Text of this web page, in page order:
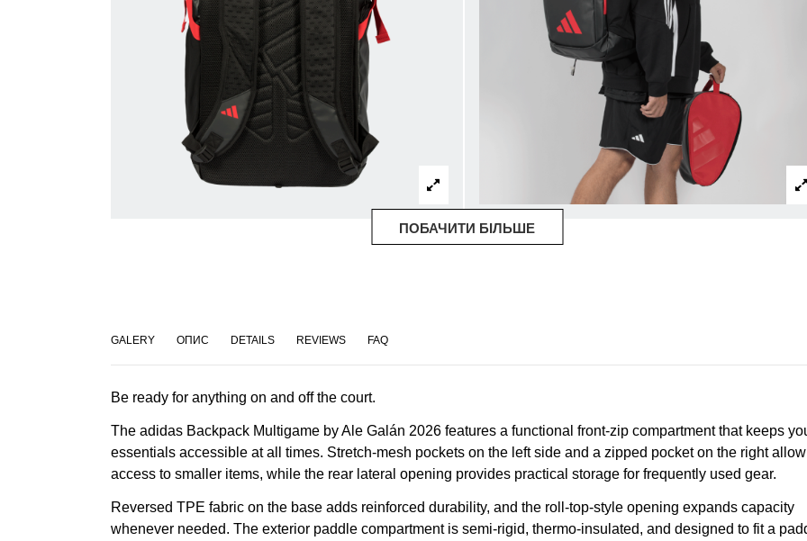
ПОБАЧИТИ БІЛЬШЕ
GALERY ОПИС DETAILS REVIEWS FAQ
Be ready for anything on and off the court.
The adidas Backpack Multigame by Ale Galán 2026 features a functional front-zip compartment that keeps
essentials accessible at all times. Stretch-mesh pockets on the left side and a zipped pocket on the right
access to smaller items, while the rear lateral opening provides practical storage for frequently used gear.
Reversed TPE fabric on the base adds reinforced durability, and the roll-top-style opening expands capacity
whenever needed. The exterior paddle compartment is semi-rigid, thermo-insulated, and designed to fit a